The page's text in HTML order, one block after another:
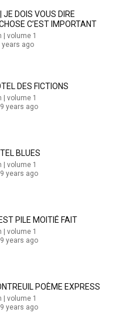
26:00
Corruption LIVE
JE DOIS VOUS DIRE
C’EST IMPORTANT
| volume 1
years ago
DES FICTIONS
| volume 1
years ago
BLUES
| volume 1
years ago
PILE MOITIÉ FAIT
| volume 1
years ago
POÈME EXPRESS
| volume 1
years ago